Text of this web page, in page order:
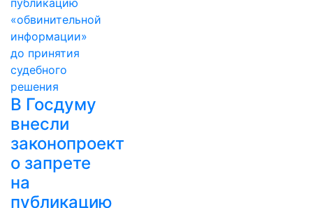
В Госдуму
внесли
законопроект
о запрете
на
публикацию